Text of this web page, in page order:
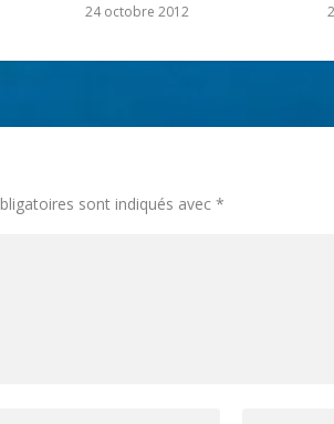
24 octobre 2012
sont indiqués avec*